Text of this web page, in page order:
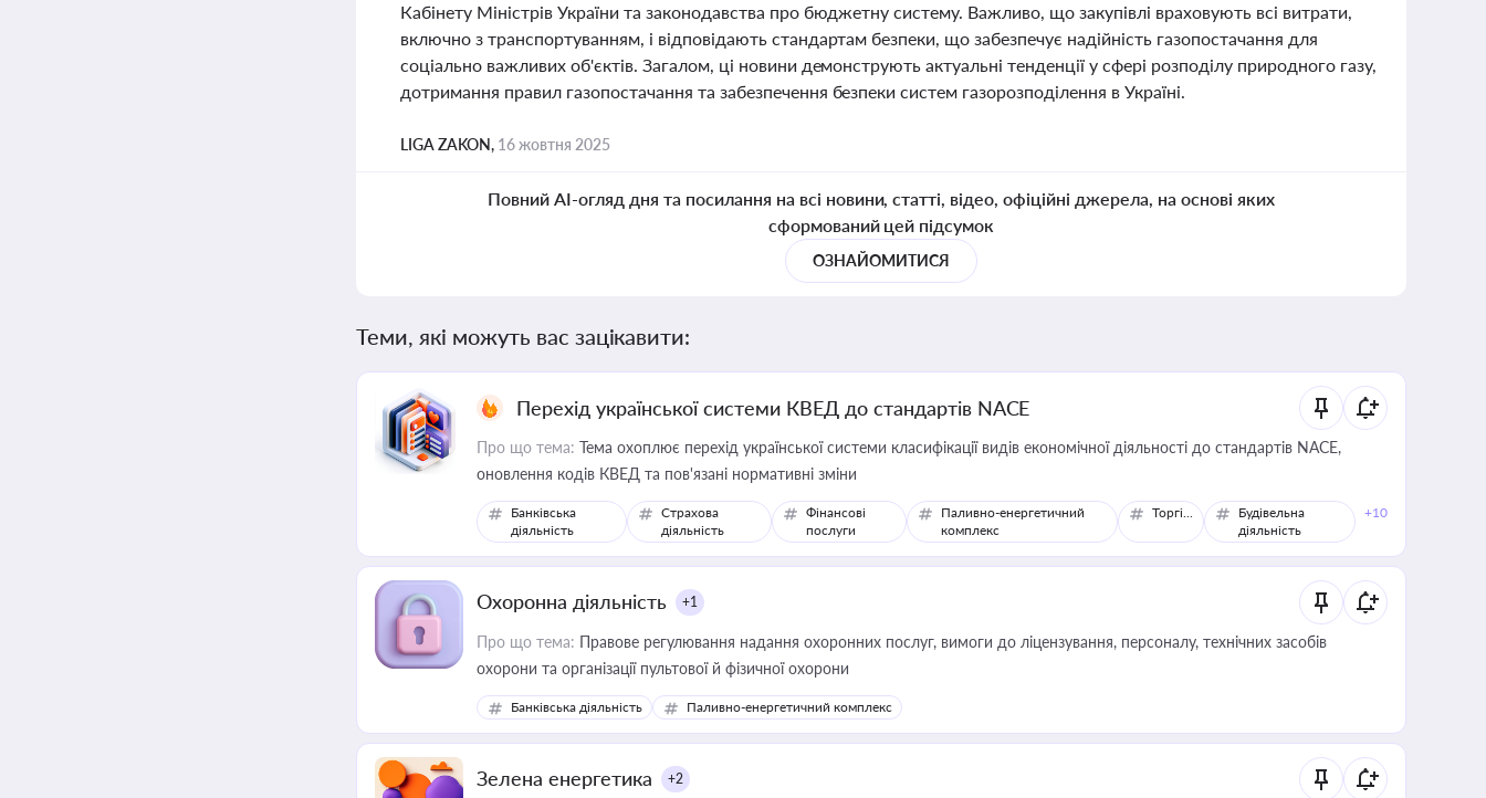
Кабінету Міністрів України та законодавства про бюджетну систему. Важливо, що закупівлі враховують всі витрати,
включно з транспортуванням, і відповідають стандартам безпеки, що забезпечує надійність газопостачання для
соціально важливих об'єктів. Загалом, ці новини демонструють актуальні тенденції у сфері розподілу природного газу,
дотримання правил газопостачання та забезпечення безпеки систем газорозподілення в Україні.
LIGA ZAKON, 16 жовтня 2025
Повний AI-огляд дня та посилання на всі новини, статті, відео, офіційні джерела, на основі яких
сформований цей підсумок
ОЗНАЙОМИТИСЯ
Теми, які можуть вас зацікавити:
Перехід української системи КВЕД до стандартів NACE
Про що тема: Тема охоплює перехід української системи класифікації видів економічної діяльності до стандартів NACE,
оновлення кодів КВЕД та пов'язані нормативні зміни
Банківська
діяльність
Страхова
діяльність
Фінансові
послуги
Паливно-енергетичний
комплекс
Торгівля
Будівельна
діяльність
+10
Охоронна діяльність +1
Про що тема: Правове регулювання надання охоронних послуг, вимоги до ліцензування, персоналу, технічних засобів
охорони та організації пультової й фізичної охорони
Банківська діяльність Паливно-енергетичний комплекс
Зелена енергетика +2